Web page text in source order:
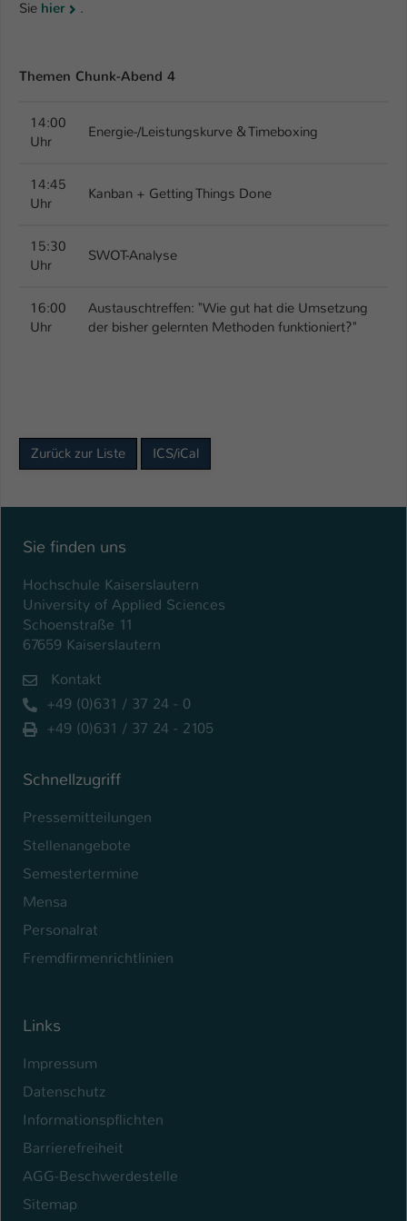
Sie hier .
Themen Chunk-Abend 4
14:00
Uhr
Energie-/Leistungskurve & Timeboxing
14:45
Uhr
Kanban + Getting Things Done
15:30
Uhr
SWOT-Analyse
16:00
Uhr
Austauschtreffen: "Wie gut hat die Umsetzung
der bisher gelernten Methoden funktioniert?"
Zurück zur Liste ICS/iCal
Sie finden uns
Hochschule Kaiserslautern
University of Applied Sciences
Schoenstraße 11
67659 Kaiserslautern
Kontakt
+49 (0)631 / 37 24 - 0
+49 (0)631 / 37 24 - 2105
Schnellzugriff
Pressemitteilungen
Stellenangebote
Semestertermine
Mensa
Personalrat
Fremdfirmenrichtlinien
Links
Impressum
Datenschutz
Informationspflichten
Barrierefreiheit
AGG-Beschwerdestelle
Sitemap
Betreiber dies eingestellt hat.
Name fe_typo_user / PHPSESSID
Anbieter
Zweck
Dieses Cookie ist ein Standard-Session-
eines Intranet-Logins die Session-ID. So
kann der eingeloggte Benutzer
Name be_typo_user
Zweck
zu verwalten.